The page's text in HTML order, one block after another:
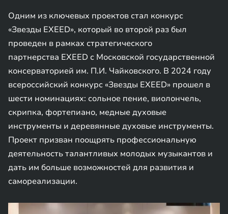
Одним из ключевых проектов стал конкурс
«Звезды EXEED», который во второй раз был
проведен в рамках стратегического
партнерства EXEED с Московской государственной
консерваторией им. П.И. Чайковского. В 2024 году
всероссийский конкурс «Звезды EXEED» прошел в
шести номинациях: сольное пение, виолончель,
скрипка, фортепиано, медные духовые
инструменты и деревянные духовые инструменты.
Проект призван поощрять профессиональную
деятельность талантливых молодых музыкантов и
дать им больше возможностей для развития и
самореализации.